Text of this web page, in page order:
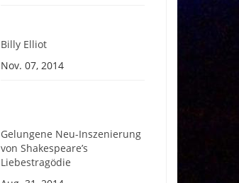
Billy Elliot
Nov. 07, 2014
Gelungene Neu-Inszenierung
von Shakespeare’s
Liebestragödie